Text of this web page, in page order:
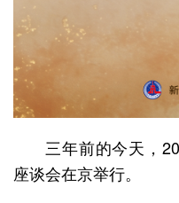
三年前的今天，
座谈会在京举行。